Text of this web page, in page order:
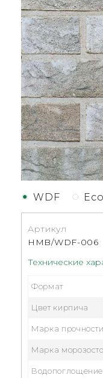
WDF
Технические
Артикул
HMB/WDF-006
Формат
Цвет кирпича
Марка прочности
Марка
Водопоглощение